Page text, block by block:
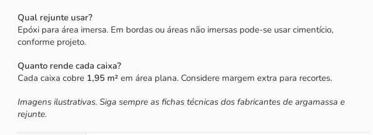
Qual rejunte usar?
Epóxi para área imersa. Em bordas ou áreas não imersas pode-se usar cimentício,
conforme projeto.
Quanto rende cada caixa?
Cada caixa cobre 1,95 m² em área plana. Considere margem extra para recortes.
Imagens ilustrativas. Siga sempre as fichas técnicas dos fabricantes de argamassa e
rejunte.